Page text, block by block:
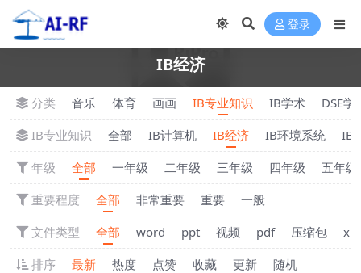
登录
IB经济
分类 音乐 体育 画画 IB专业知识 IB学术
DSE学
IB专业知识
全部 IB计算机 IB经济 IB环境系统
IB
年级
全部 一年级 二年级 三年级 四年级
五年级
重要程度
全部 非常重要 重要
一般
文件类型
全部 word ppt 视频 pdf 压缩包
xls
排序
最新 热度 点赞 收藏 更新 随机